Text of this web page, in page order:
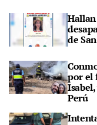
de
por el
Perú